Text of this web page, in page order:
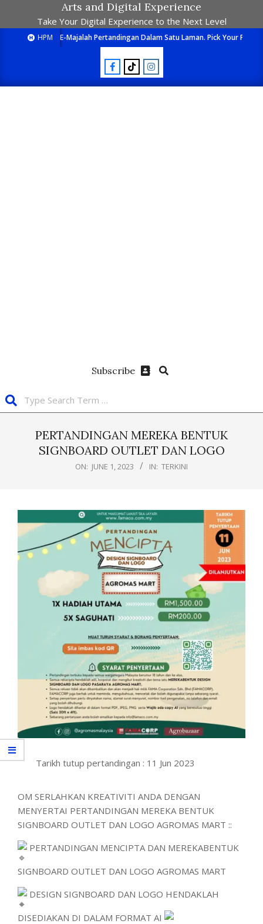
Arts and Digital Experience
Take Your Digital Experience to the Next Level
HPM E-Majalah Pertandingan Dalam Satu Laman. Pick Your
Subscribe
PERTANDINGAN MEREKA BENTUK
SIGNBOARD OUTLET DAN LOGO
ON: JUNE 1, 2023 IN: TERKINI
Tarikh tutup pertandingan : 11 Jun 2023
OM SERLAHKAN KREATIVITI ANDA DENGAN
MENYERTAI PERTANDINGAN MEREKA BENTUK
SIGNBOARD OUTLET DAN LOGO AGROMAS MART ::
PERTANDINGAN MENCIPTA DAN MEREKABENTUK
SIGNBOARD OUTLET DAN LOGO AGROMAS MART
DESIGN SIGNBOARD DAN LOGO HENDAKLAH
DISEDIAKAN DI DALAM FORMAT AI